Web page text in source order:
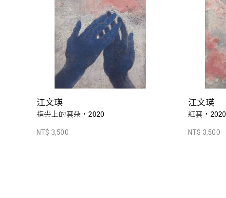
江文瑛
指尖上的雲朵，2020
NT$ 3,500
江文瑛
紅雲，2020
NT$ 3,500